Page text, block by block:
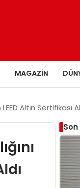
MAGAZIN
Altın Sertifikası